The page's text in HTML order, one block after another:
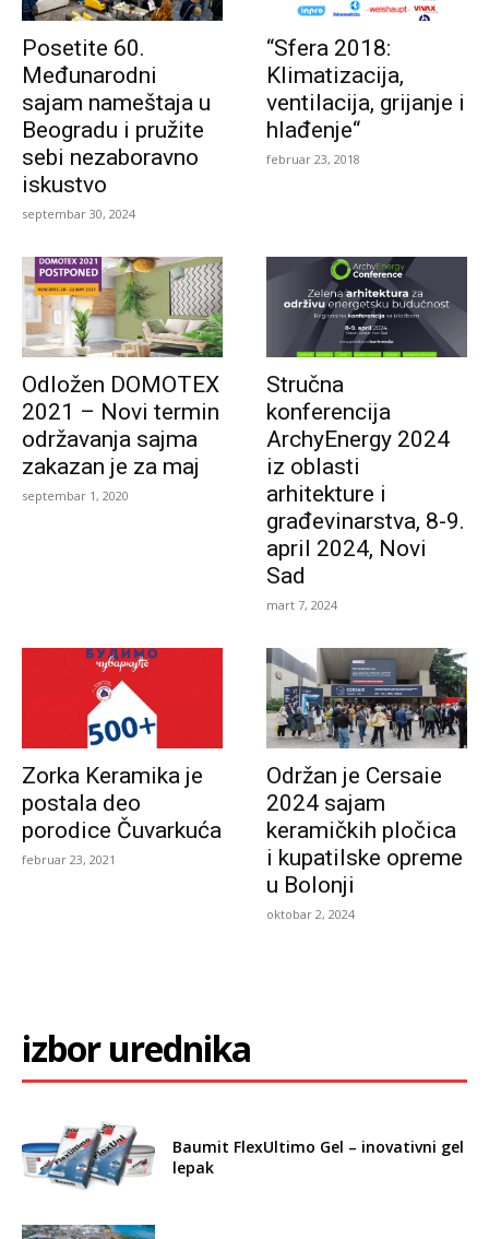
Posetite 60.
Međunarodni
sajam nameštaja u
Beogradu i pružite
sebi nezaboravno
iskustvo
septembar 30, 2024
“Sfera 2018:
Klimatizacija,
ventilacija, grijanje i
hlađenje“
februar 23, 2018
Odložen DOMOTEX
2021 – Novi termin
održavanja sajma
zakazan je za maj
septembar 1, 2020
Stručna
konferencija
ArchyEnergy 2024
iz oblasti
arhitekture i
građevinarstva, 8-9.
april 2024, Novi
Sad
mart 7, 2024
Zorka Keramika je
postala deo
porodice Čuvarkuća
februar 23, 2021
Održan je Cersaie
2024 sajam
keramičkih pločica
i kupatilske opreme
u Bolonji
oktobar 2, 2024
izbor urednika
Baumit FlexUltimo Gel – inovativni gel
lepak